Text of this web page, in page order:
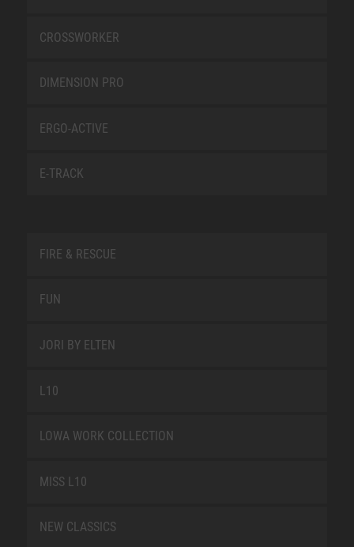
CROSSWORKER
DIMENSION PRO
ERGO-ACTIVE
E-TRACK
FIRE & RESCUE
FUN
JORI BY ELTEN
L10
LOWA WORK COLLECTION
MISS L10
NEW CLASSICS